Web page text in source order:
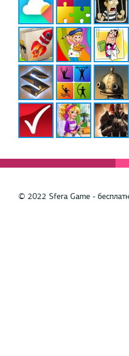
© 2022 Sfera Game -